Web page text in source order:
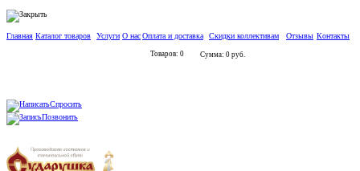
Главная Каталог товаров Услуги О насОплата и доставка Скидки коллективам Отзывы Контакты
Товаров: 0 Сумма: 0 руб.
Спросить
Позвонить